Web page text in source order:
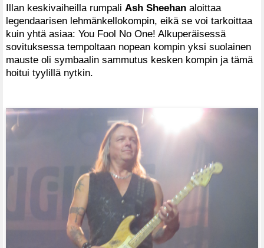
Illan keskivaiheilla rumpali Ash Sheehan aloittaa
legendaarisen lehmänkellokompin, eikä se voi tarkoittaa
kuin yhtä asiaa: You Fool No One! Alkuperäisessä
sovituksessa tempoltaan nopean kompin yksi suolainen
mauste oli symbaalin sammutus kesken kompin ja tämä
hoitui tyylillä nytkin.